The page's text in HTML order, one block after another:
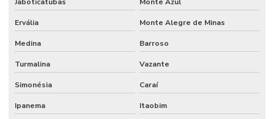
Terminal Hidráulico Com Sede Plana
Terminal Hidráulico Dko
Terminal Hidráulico Fêmea 45 Graus
Ervália Monte Alegre de Minas
Medina Barroso
Turmalina Vazante
Simonésia Caraí
Ipanema Itaobim